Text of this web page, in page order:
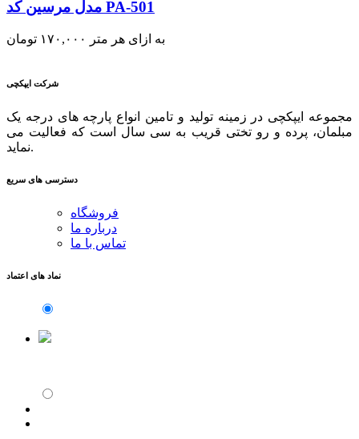
مدل مرسین کد PA-501
۱۷۰,۰۰۰ تومان به ازای هر متر
شرکت ایپکچی
مجموعه ایپکچی در زمینه تولید و تامین انواع پارچه های درجه یک
مبلمان، پرده و رو تختی قریب به سی سال است که فعالیت می
نماید.
دسترسی های سریع
فروشگاه
درباره ما
تماس با ما
نماد های اعتماد